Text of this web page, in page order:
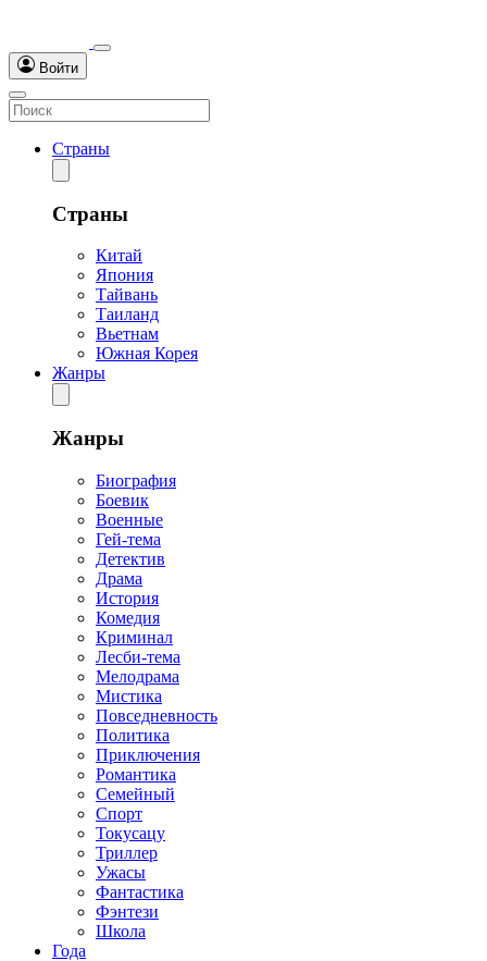
Войти
Страны
Страны
Китай
Япония
Тайвань
Таиланд
Вьетнам
Южная Корея
Жанры
Жанры
Биография
Боевик
Военные
Гей-тема
Детектив
Драма
История
Комедия
Криминал
Лесби-тема
Мелодрама
Мистика
Повседневность
Политика
Приключения
Романтика
Семейный
Спорт
Токусацу
Триллер
Ужасы
Фантастика
Фэнтези
Школа
Года